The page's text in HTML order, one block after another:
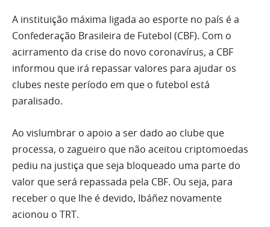
A instituição máxima ligada ao esporte no país é a
Confederação Brasileira de Futebol (CBF). Com o
acirramento da crise do novo coronavírus, a CBF
informou que irá repassar valores para ajudar os
clubes neste período em que o futebol está
paralisado.
Ao vislumbrar o apoio a ser dado ao clube que
processa, o zagueiro que não aceitou criptomoedas
pediu na justiça que seja bloqueado uma parte do
valor que será repassada pela CBF. Ou seja, para
receber o que lhe é devido, Ibáñez novamente
acionou o TRT.